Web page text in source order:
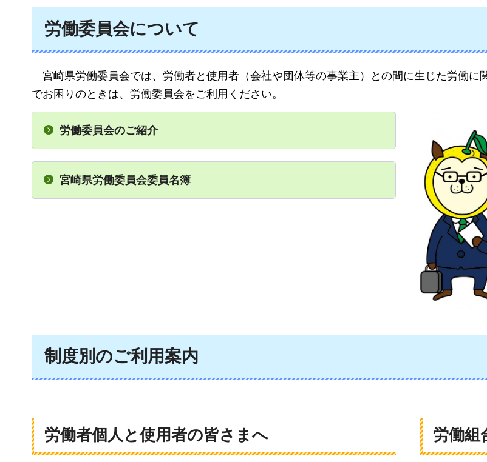
労働委員会について
宮崎県労働委員会では、労働者と使用者（会社や団体等の事業主）との間に生じた労働
でお困りのときは、労働委員会をご利用ください。
労働委員会のご紹介
宮崎県労働委員会委員名簿
制度別のご利用案内
労働者個人と使用者の皆さまへ 労働組